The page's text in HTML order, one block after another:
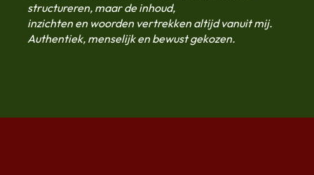
structureren, maar de inhoud,
inzichten en woorden vertrekken altijd vanuit mij.
Authentiek, menselijk en bewust gekozen.